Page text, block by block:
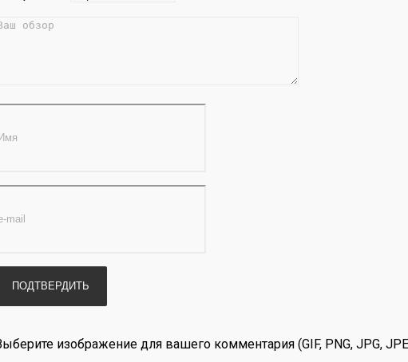
изображение для вашего комментария (GIF, PNG, JPG,